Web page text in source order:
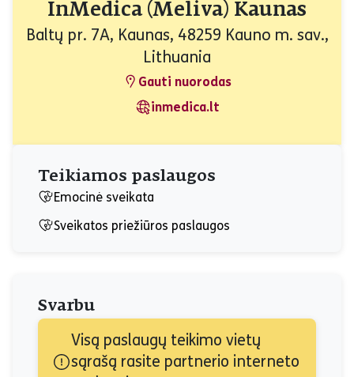
InMedica (Meliva) Kaunas
Baltų pr. 7A, Kaunas, 48259 Kauno m. sav.,
Lithuania
Gauti nuorodas
inmedica.lt
Teikiamos paslaugos
Emocinė sveikata
Sveikatos priežiūros paslaugos
Svarbu
Visą paslaugų teikimo vietų
sąrašą rasite partnerio interneto